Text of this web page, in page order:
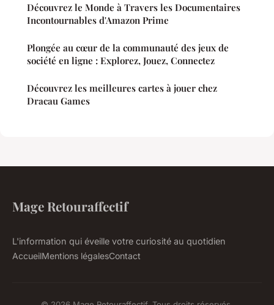
Découvrez le Monde à Travers les Documentaires
Incontournables d'Amazon Prime
Plongée au cœur de la communauté des jeux de
société en ligne : Explorez, Jouez, Connectez
Découvrez les meilleures cartes à jouer chez
Dracau Games
Mage Retouraffectif
L'information qui éveille votre curiosité au quotidien
AccueilMentions légalesContact